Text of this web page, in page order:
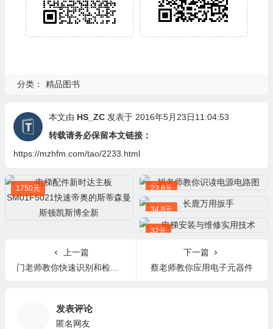
分类： 精品图书
本文由 HS_ZC发表于 2016年5月23日11:04:53
转载请务必保留本文链接：
https://mzhfm.com/tao/2233.html
1750元 23.8元
34.8元
32元
上一篇
门老师教你快速识别和检测电子元器件
下一篇
蔡老师教你应用电子元器件
发表评论
匿名网友